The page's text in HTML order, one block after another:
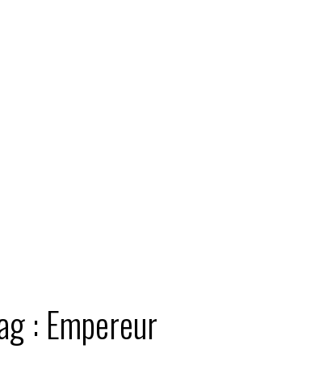
: Empereur